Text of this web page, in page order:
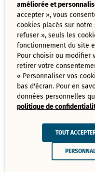
Ordre du jour du
mars 2025
PDF - 73,70 Ko
Tout
télécharger
Juin
Ressources de
Convocation
PDF - 231,28 Ko
améliorée et
accepter », vous
cookies placés sur notre
refuser », seuls les
fonctionnement du site
Pour choisir ou modifier
retirer votre
« Personnaliser vos
bas d'écran. Pour en
données personnelles
politique de
TOUT